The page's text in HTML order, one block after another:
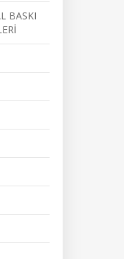
BASKI